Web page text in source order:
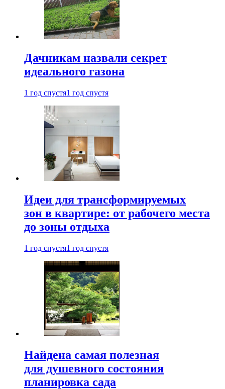
Дачникам назвали секрет
идеального газона
1 год спустя1 год спустя
Идеи для трансформируемых
зон в квартире: от рабочего места
до зоны отдыха
1 год спустя1 год спустя
Найдена самая полезная
для душевного состояния
планировка сада